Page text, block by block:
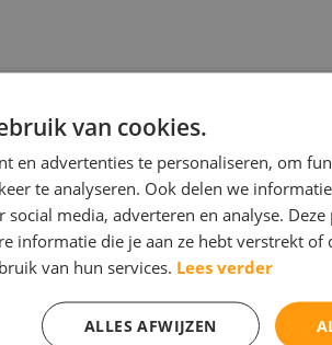
van cookies.
en advertenties te personaliseren, om
te analyseren. Ook delen we
media, adverteren en analyse.
informatie die je aan ze hebt verstrekt of
van hun services. Lees verder
ALLES AFWIJZEN